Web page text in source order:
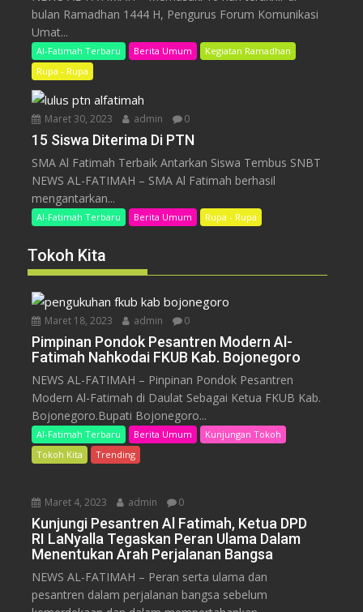
bulan Ramadhan 1444 H, Pengurus Forum Komunikasi
Umat...
Al-Fatimah Terbaru Berita Umum
Kegiatan Ramadhan
Rupa - Rupa
Maret 30, 2023 admin 0
15 Siswa Diterima Di PTN
SMA Al Fatimah Terbaik Antarkan Siswa Tembus SNBT
NEWS AL-FATIMAH – SMA Al Fatimah berhasil
mengantarkan...
Al-Fatimah Terbaru Berita Umum Rupa - Rupa
Tokoh Kita
Maret 18, 2023 admin 0
Pimpinan Pondok Pesantren Modern Al-
Fatimah Nahkodai FKUB Kab. Bojonegoro
NEWS AL-FATIMAH – Pinpinan Pondok Pesantren
Modern Al-Fatimah di Daulat Sebagai Ketua FKUB Kab.
Bojonegoro.Bupati Bojonegoro...
Al-Fatimah Terbaru Berita Umum
Kunjungan Tokoh
Tokoh Kita
Trending
Maret 4, 2023 admin 0
Kunjungi Pesantren Al Fatimah, Ketua DPD
RI LaNyalla Tegaskan Peran Ulama Dalam
Menentukan Arah Perjalanan Bangsa
NEWS AL-FATIMAH – Peran serta ulama dan
pesantren dalam perjalanan bangsa sebelum